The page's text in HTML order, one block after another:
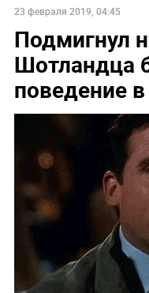
23 февраля 2019, 04:45
Подмигнул
Шотландца
поведение